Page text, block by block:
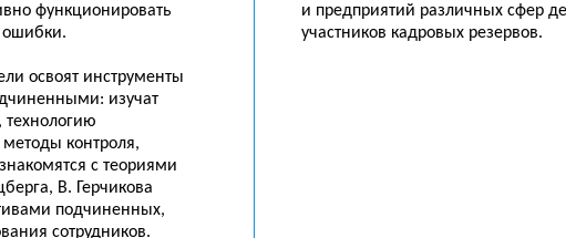
функционировать
ошибки.
освоят инструменты
изучат
технологию
контроля,
с теориями
В. Герчикова
подчиненных,
сотрудников.
и предприятий различных сфер
участников кадровых резервов.